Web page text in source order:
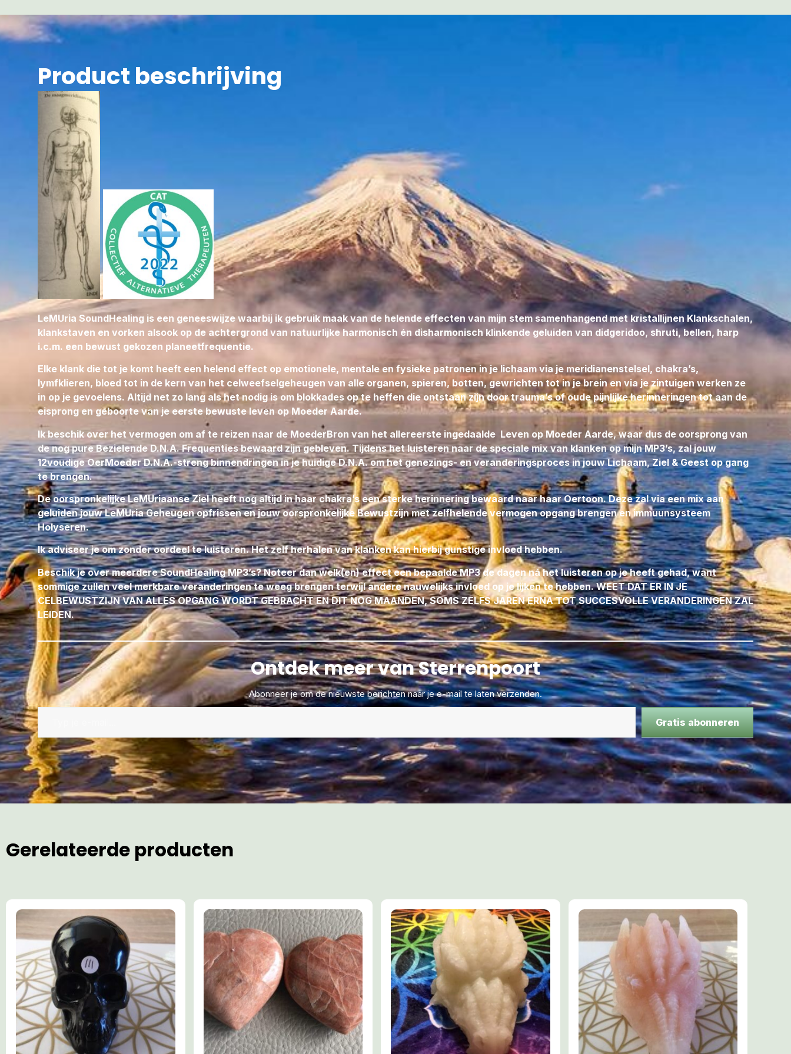
BEN JE ALS LICHTWERKER GEBOREN ONDER
fysiek, mentaal, emotioneel als ook op spiritueel
gebied ter éénwording van jouw Goddelijke
LeMUria Drie-Eenheid.
HET GEBRUIK VAN DEZE SPRAY SCHENKT JOU
HET BEWUSTZIJN VAN DE HELENDE
uit de Klank Piramides onder uit de Tirta Tempels op
Bali via de Uluru Rock Baarmoeder en de heilige
LeMUria Rivier Ayung.
Deze SPRAY wordt speciaal voor jou vooraf
geïnitieerd & geactiveerd in de Sterrenpoort in
Oegstgeest om de:
MAAG beter te beschermen.
Helende Solfeggio Piramide Klanken uit de
Vader & MoederBron des Levens te genereren
in afstemming op alle Goddelijke
LeMUria
Elfjes-Natuurwezen- & Sterren
Zielendelen.
De maag kneedt het voedsel fijn en maakt dat
het in kleine stukjes naar de darmen door kan
stromen. Zij mengt het voedsel met sappen die
zorgen voor een goede verbranding en een
goede vertering door het onschadelijk maken
van ongunstige bacteriën.
WERKT GUNSTIG IN OP:
Maag & Darm stoornissen
Allergieën
Migraine gevoelig
Aandoening Borstklieren
Gewrichtspijn
Huidproblemen
Krampen in kaakstreek
Pijn Knieën / Benen
Dunne darm
Lymfesysteem
Zweren
Colitis
Kalium verrijking
Selenium verrijking
Emotionele klachten
Vertrouwensproblemen
Moeite gevoelens te uiten
TIPS:
Product beschrijving
LeMUria SoundHealing is een geneeswijze waarbij ik gebruik maak van de helende effecten van mijn stem samenhangend met kristallijnen Klankschalen,
klankstaven en vorken alsook op de achtergrond van natuurlijke harmonisch én disharmonisch klinkende geluiden van didgeridoo, shruti, bellen, harp
i.c.m. een bewust gekozen planeetfrequentie.
Elke klank die tot je komt heeft een helend effect op emotionele, mentale en fysieke patronen in je lichaam via je meridianenstelsel, chakra’s,
lymfklieren, bloed tot in de kern van het celweefselgeheugen van alle organen, spieren, botten, gewrichten tot in je brein en via je zintuigen werken ze
in op je gevoelens. Altijd net zo lang als het nodig is om blokkades op te heffen die ontstaan zijn door trauma’s of oude pijnlijke herinneringen tot aan de
eisprong en geboorte van je eerste bewuste leven op Moeder Aarde.
Ik beschik over het vermogen om af te reizen naar de MoederBron van het allereerste ingedaalde Leven op Moeder Aarde, waar dus de oorsprong van
de nog pure Bezielende D.N.A. Frequenties bewaard zijn gebleven. Tijdens het luisteren naar de speciale mix van klanken op mijn MP3’s, zal jouw
12voudige OerMoeder D.N.A.-streng binnendringen in je huidige D.N.A. om het genezings- en veranderingsproces in jouw Lichaam, Ziel & Geest op gang
te brengen.
De oorspronkelijke LeMUriaanse Ziel heeft nog altijd in haar chakra’s een sterke herinnering bewaard naar haar Oertoon. Deze zal via een mix aan
geluiden jouw LeMUria Geheugen opfrissen en jouw oorspronkelijke Bewustzijn met zelfhelende vermogen opgang brengen en immuunsysteem
Holyseren.
Ik adviseer je om zonder oordeel te luisteren. Het zelf herhalen van klanken kan hierbij gunstige invloed hebben.
Beschik je over meerdere SoundHealing MP3’s? Noteer dan welk(en) effect een bepaalde MP3 de dagen ná het luisteren op je heeft gehad, want
sommige zullen veel merkbare veranderingen te weeg brengen terwijl andere nauwelijks invloed op je lijken te hebben. WEET DAT ER IN JE
CELBEWUSTZIJN VAN ALLES OPGANG WORDT GEBRACHT EN DIT NOG MAANDEN, SOMS ZELFS JAREN ERNA TOT SUCCESVOLLE VERANDERINGEN ZAL
LEIDEN.
Ontdek meer van Sterrenpoort
Abonneer je om de nieuwste berichten naar je e-mail te laten verzenden.
Gratis abonneren
Gerelateerde producten